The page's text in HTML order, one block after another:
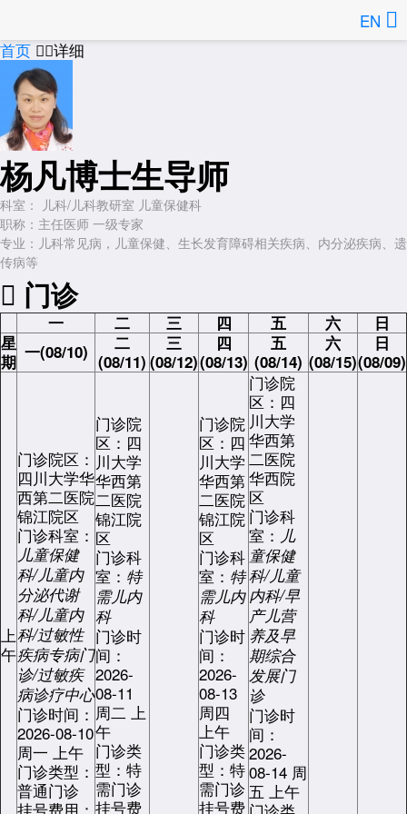
EN
首页 详细
杨凡博士生导师
科室：
儿科/儿科教研室 儿童保健科
职称： 主任医师 一级专家
专业： 儿科常见病，儿童保健、生长发育障碍相关疾病、内分泌疾病、遗
传病等
 门诊
一 二 三 四 五 六
日
星
期 一(08/10)
二
(08/11)
三
(08/12)
四
(08/13)
五
(08/14)
六
(08/15)
日
(08/09)
上
午
门诊院区：
四川大学华
西第二医院
锦江院区
门诊科室：
儿童保健
科/儿童内
分泌代谢
科/儿童内
科/过敏性
疾病专病门
诊/过敏疾
病诊疗中心
门诊时间：
2026-08-10
周一 上午
门诊类型：
普通门诊
挂号费用：
门诊院
区：四
川大学
华西第
二医院
锦江院
区
门诊科
室： 特
需儿内
科
门诊时
间：
2026-
08-11
周二 上
午
门诊类
型：特
需门诊
挂号费
门诊院
区：四
川大学
华西第
二医院
锦江院
区
门诊科
室： 特
需儿内
科
门诊时
间：
2026-
08-13
周四
上午
门诊类
型：特
需门诊
挂号费
门诊院
区：四
川大学
华西第
二医院
华西院
区
门诊科
室： 儿
童保健
科/儿童
内科/早
产儿营
养及早
期综合
发展门
诊
门诊时
间：
2026-
08-14 周
五 上午